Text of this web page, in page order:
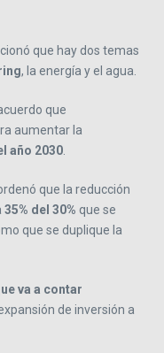
que hay dos temas
, la energía y el agua.
que
aumentar la
año 2030.
que la reducción
35% del 30% que se
que se duplique la
va a contar
de inversión a